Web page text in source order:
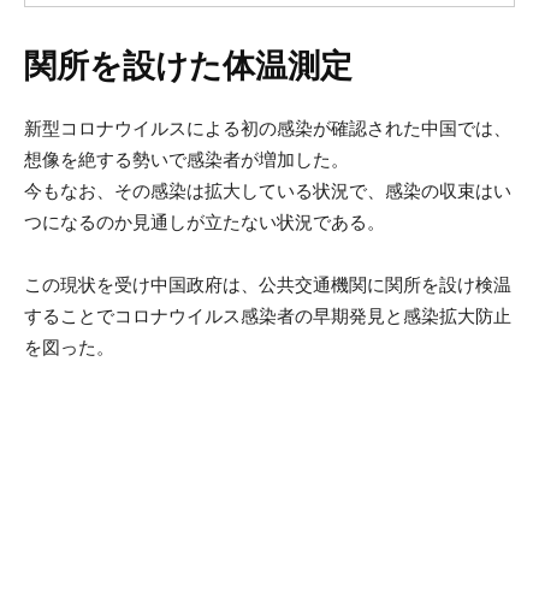
関所を設けた体温測定
新型コロナウイルスによる初の感染が確認された中国では、
想像を絶する勢いで感染者が増加した。
今もなお、その感染は拡大している状況で、感染の収束はい
つになるのか見通しが立たない状況である。
この現状を受け中国政府は、公共交通機関に関所を設け検温
することでコロナウイルス感染者の早期発見と感染拡大防止
を図った。